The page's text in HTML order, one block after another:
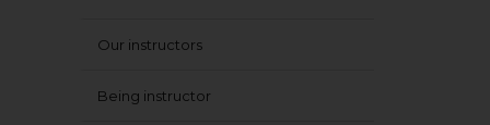
Our instructors
Being instructor